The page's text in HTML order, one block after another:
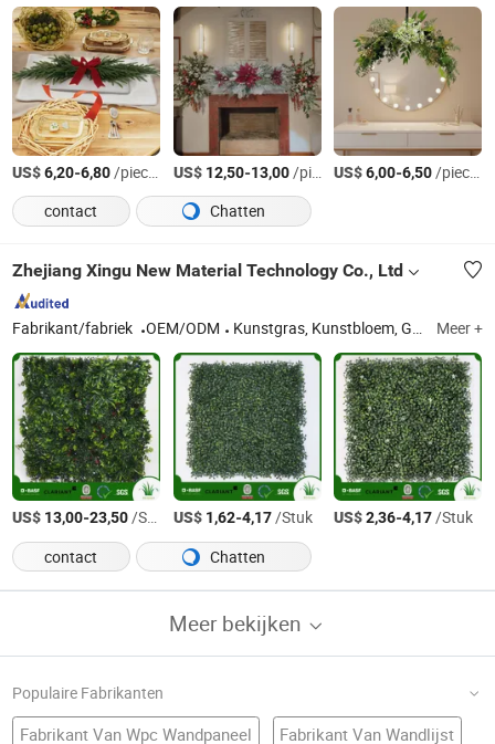
US$6,20-6,80/pieces US$ 12,50-13,00/pieces US$6,00-6,50/pieces
contact
Chatten
Zhejiang Xingu New Material Technology Co., Ltd
Fabrikant/fabriek OEM/ODM Kunstgras, Kunstbloem, Groene Wand, Decoratief Scherm Meer +
US$ 13,00-23,50/Stuk US$ 1,62-4,17/Stuk US$2,36-4,17/Stuk
contact
Chatten
Meer bekijken
Populaire Fabrikanten
Fabrikant Van Wpc Wandpaneel Fabrikant Van Wandlijst